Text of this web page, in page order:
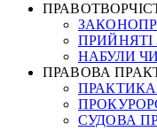
НАБУЛИ
ПРАВОВА
СУДОВА